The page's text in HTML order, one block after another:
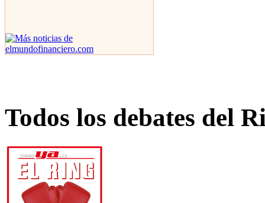
Todos los debates del